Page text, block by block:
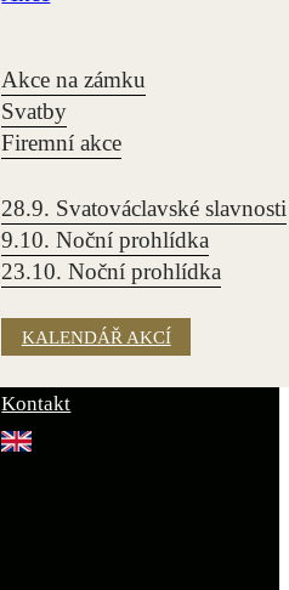
Akce na zámku
Svatby
Firemní akce
28.9. Svatováclavské slavnosti
9.10. Noční prohlídka
23.10. Noční prohlídka
KALENDÁŘ AKCÍ
Kontakt